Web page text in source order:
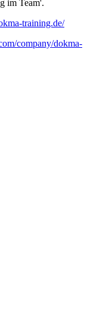
im Team'.
training.de/
company/dokma-